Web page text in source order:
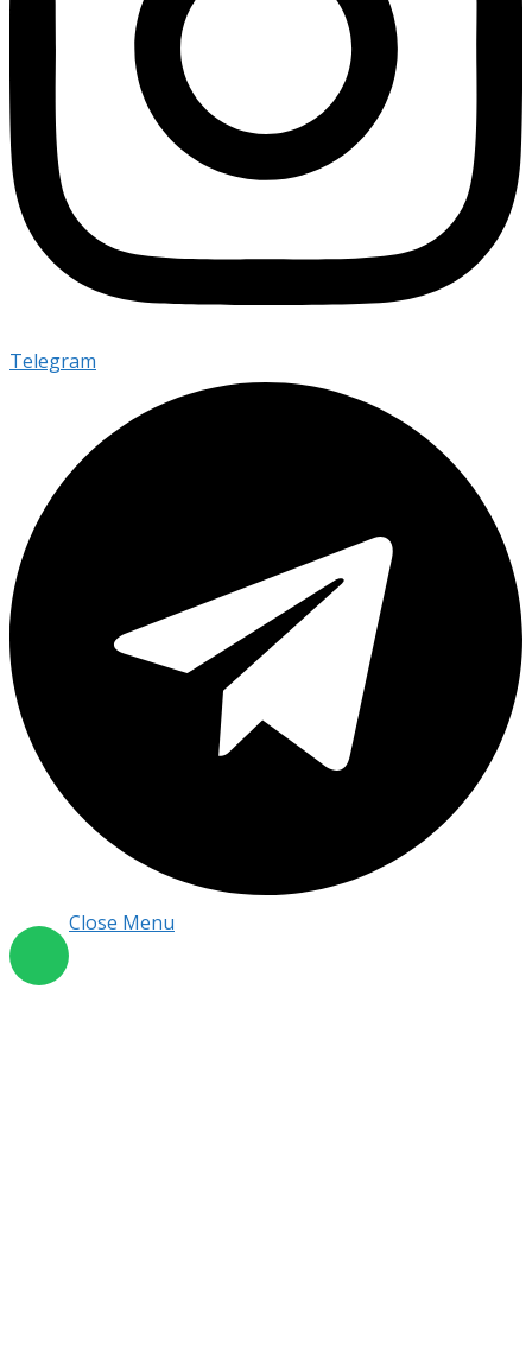
Telegram
Close Menu